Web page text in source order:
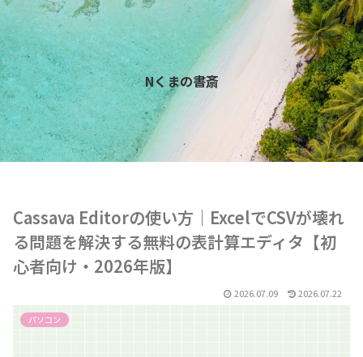
Nくまの書斎
Cassava Editorの使い方｜ExcelでCSVが壊れ
る問題を解決する無料の表計算エディタ【初
心者向け・2026年版】
2026.07.09 2026.07.22
パソコン